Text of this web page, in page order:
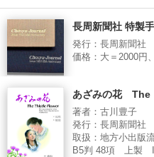
長周新聞社 特製
発行：長周新聞社
価格：大＝2000円
あざみの花
著者：古川豊子
発行：長周新聞社
取扱：地方小出版
B5判 48項 上製